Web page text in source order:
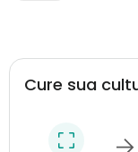
Cure sua